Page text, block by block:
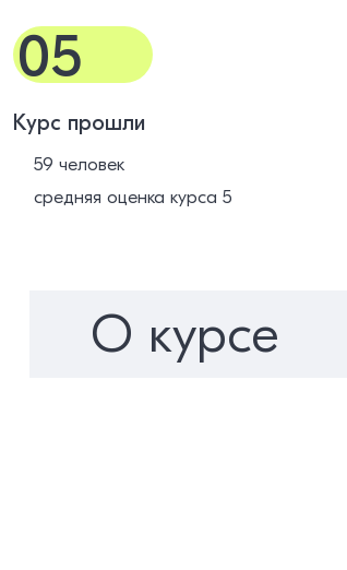
05
Курс прошли
59 человек
средняя оценка курса 5
О курсе